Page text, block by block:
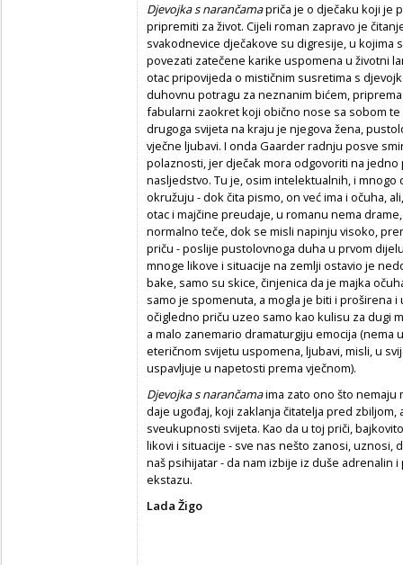
Djevojka s narančamapriča je o dječaku koji je
pripremiti za život. Cijeli roman zapravo je
svakodnevice dječakove su digresije, u kojima
povezati zatečene karike uspomena u životni
otac pripovijeda o mističnim susretima s
duhovnu potragu za neznanim bićem,
fabularni zaokret koji obično nose sa sobom
drugoga svijeta na kraju je njegova žena,
vječne ljubavi. I onda Gaarder radnju posve
polaznosti, jer dječak mora odgovoriti na
nasljedstvo. Tu je, osim intelektualnih, i mnogo
okružuju - dok čita pismo, on već ima i očuha,
otac i majčine preudaje, u romanu nema
normalno teče, dok se misli napinju visoko,
priču - poslije pustolovnoga duha u prvom
mnoge likove i situacije na zemlji ostavio je
bake, samo su skice, činjenica da je majka
samo je spomenuta, a mogla je biti i proširena
očigledno priču uzeo samo kao kulisu za dugi
a malo zanemario dramaturgiju emocija (nema
eteričnom svijetu uspomena, ljubavi, misli, u
uspavljuje u napetosti prema vječnom).
Djevojka s narančamaima zato ono što nemaju
daje ugođaj, koji zaklanja čitatelja pred
sveukupnosti svijeta. Kao da u toj priči,
likovi i situacije - sve nas nešto zanosi, uznosi,
naš psihijatar - da nam izbije iz duše
ekstazu.
Lada Žigo